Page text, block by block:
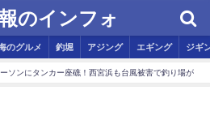
のインフォ
のグルメ 釣堀 アジング エギング ジギ
ソンにタンカー座礁！西宮浜も台風被害で釣り場が